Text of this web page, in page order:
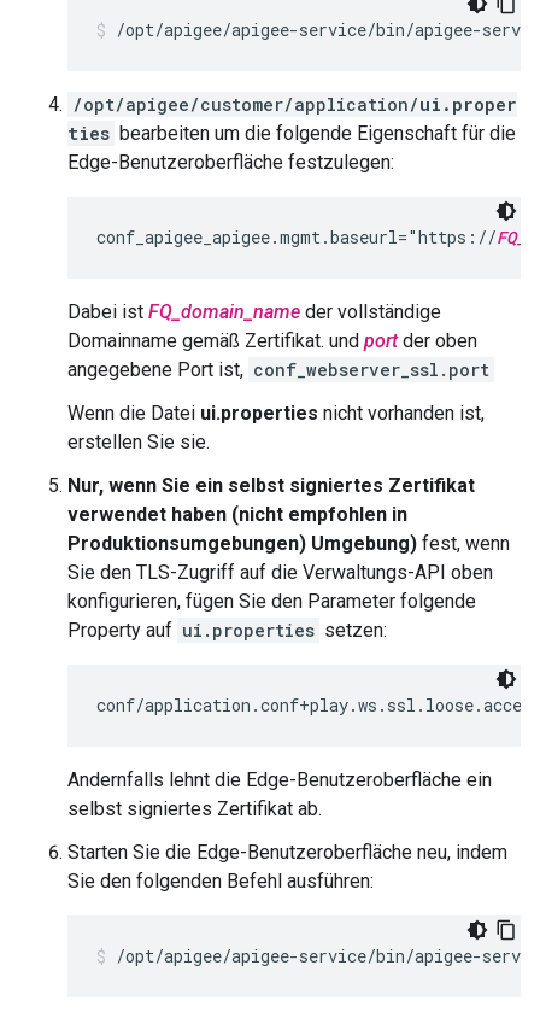
/opt/apigee/apigee-service/bin/apigee-
/opt/apigee/customer/application/ui.proper
ties bearbeiten um die folgende Eigenschaft für die
Edge-Benutzeroberfläche festzulegen:
conf_apigee_apigee.mgmt.baseurl="https://
Dabei ist FQ_domain_name der vollständige
Domainname gemäß Zertifikat. und portder oben
angegebene Port ist, conf_webserver_ssl.port
Wenn die Datei ui.properties nicht vorhanden ist,
erstellen Sie sie.
Nur, wenn Sie ein selbst signiertes Zertifikat
verwendet haben (nicht empfohlen in
Produktionsumgebungen) Umgebung) fest, wenn
Sie den TLS-Zugriff auf die Verwaltungs-API oben
konfigurieren, fügen Sie den Parameter folgende
Property auf ui.properties setzen:
conf/
Andernfalls lehnt die Edge-Benutzeroberfläche ein
selbst signiertes Zertifikat ab.
Starten Sie die Edge-Benutzeroberfläche neu, indem
Sie den folgenden Befehl ausführen:
/opt/apigee/apigee-service/bin/apigee-